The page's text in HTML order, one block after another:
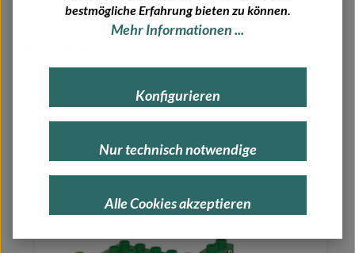
bestmögliche Erfahrung bieten zu können.
Mehr Informationen ...
Alle Cookies akzeptieren
Konfigurieren
Nur technisch notwendige